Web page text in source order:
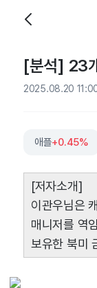
[분석] 23
2025.08.20
애플+0.45%
[저자소개]
이관우님은
매니저를 역
보유한 북미